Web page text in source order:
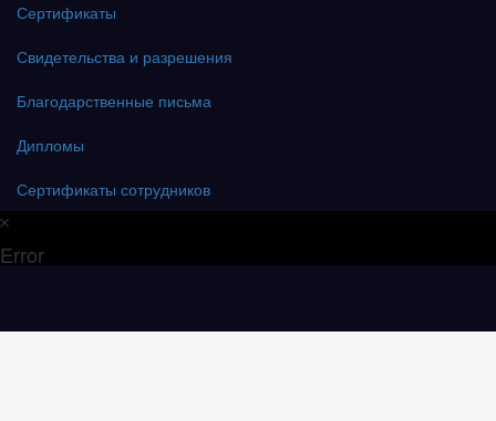
Сертификаты
Свидетельства и разрешения
Благодарственные письма
Дипломы
Сертификаты сотрудников
Error